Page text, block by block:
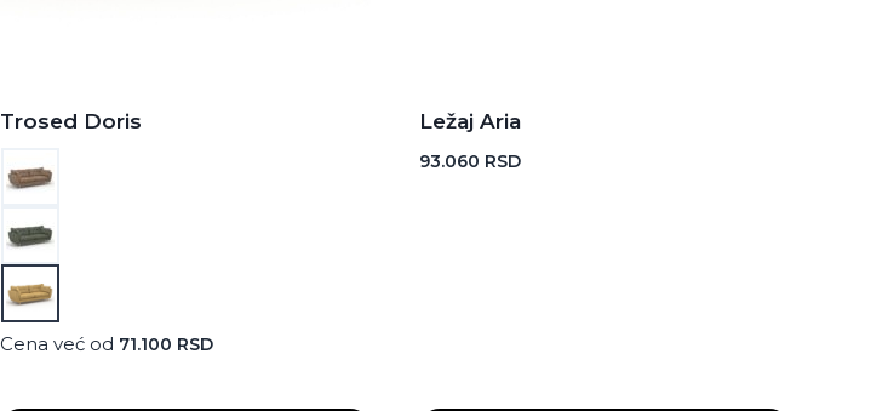
Trosed Doris
Cena već od 71.100 RSD
Ležaj Aria
93.060 RSD